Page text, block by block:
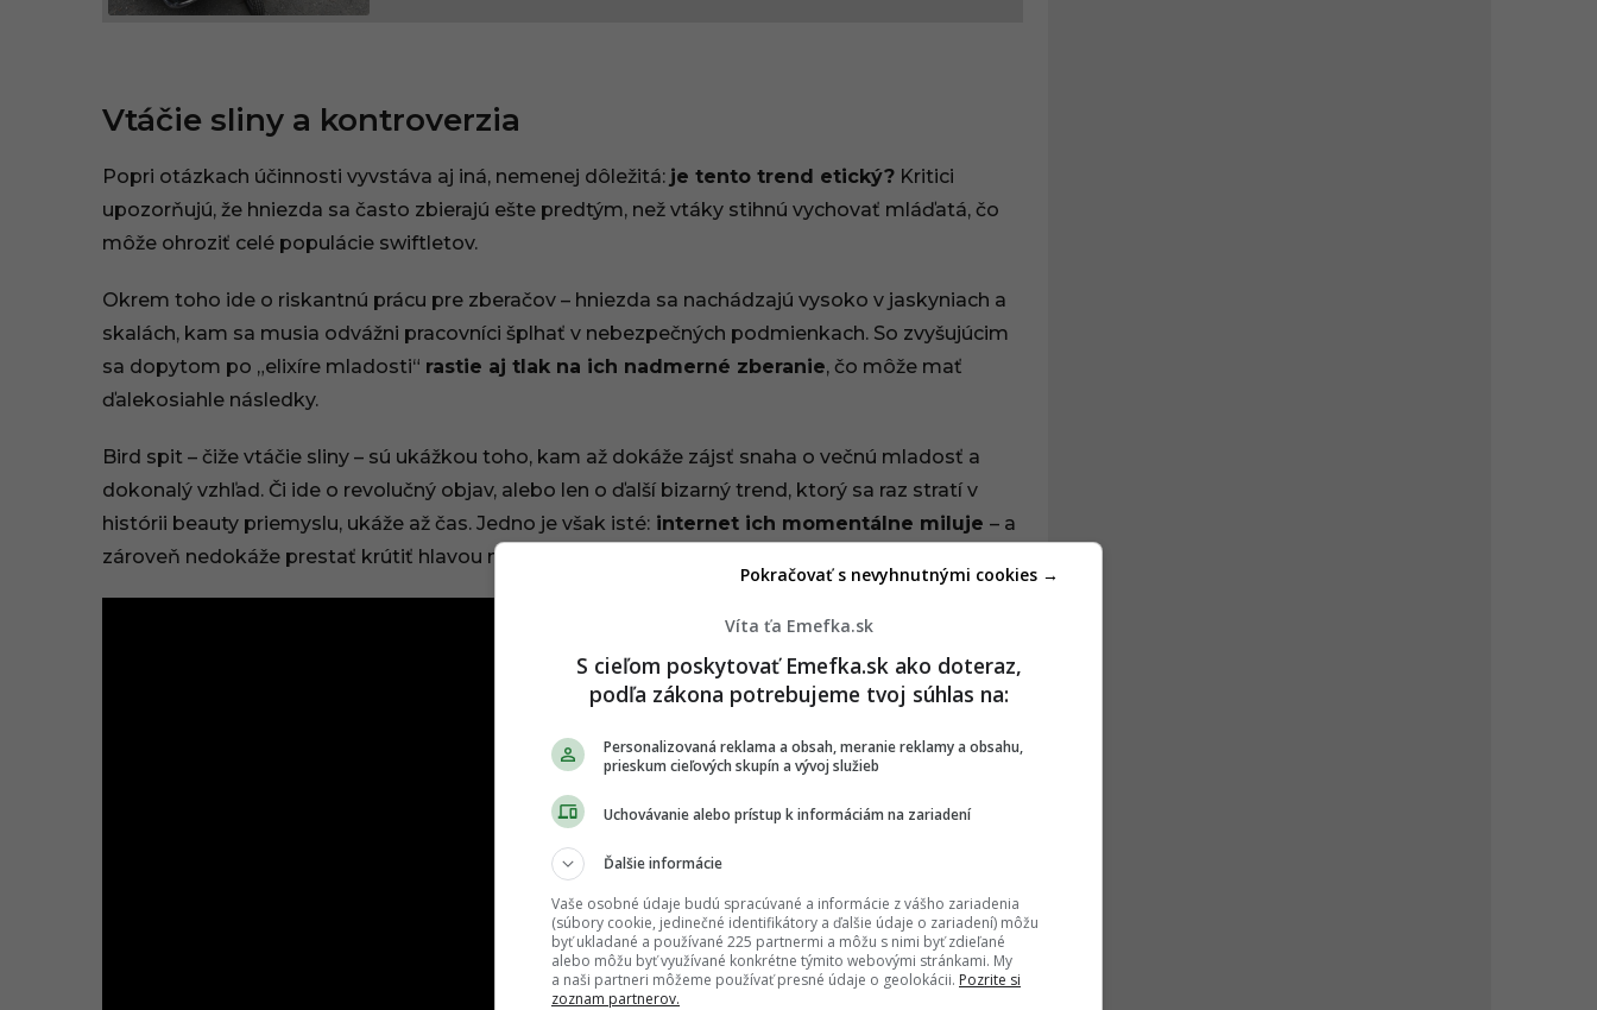
Vtáčie sliny a kontroverzia
Popri otázkach účinnosti vyvstáva aj iná, nemenej dôležitá: je tento trend etický? Kritici
upozorňujú, že hniezda sa často zbierajú ešte predtým, než vtáky stihnú vychovať mláďatá, čo
môže ohroziť celé populácie swiftletov.
Okrem toho ide o riskantnú prácu pre zberačov – hniezda sa nachádzajú vysoko v jaskyniach a
skalách, kam sa musia odvážni pracovníci šplhať v nebezpečných podmienkach. So zvyšujúcim
sa dopytom po „elixíre mladosti“ rastie aj tlak na ich nadmerné zberanie, čo môže mať
ďalekosiahle následky.
Bird spit – čiže vtáčie sliny – sú ukážkou toho, kam až dokáže zájsť snaha o večnú mladosť a
dokonalý vzhľad. Či ide o revolučný objav, alebo len o ďalší bizarný trend, ktorý sa raz stratí v
histórii beauty priemyslu, ukáže až čas. Jedno je však isté: internet ich momentálne miluje – a
zároveň nedokáže prestať krútiť hlavou nad tým, že niekto dobrovoľne pije vtáčie sliny.
Víta ťa Emefka.sk
S cieľom poskytovať Emefka.sk ako doteraz,
podľa zákona potrebujeme tvoj súhlas na:
Personalizovaná reklama a obsah, meranie reklamy a obsahu,
prieskum cieľových skupín a vývoj služieb
Uchovávanie alebo prístup k informáciám na zariadení
Ďalšie informácie
Vaše osobné údaje budú spracúvané a informácie z vášho zariadenia
(súbory cookie, jedinečné identifikátory a ďalšie údaje o zariadení) môžu
byť ukladané a používané 225 partnermi a môžu s nimi byť zdieľané
alebo môžu byť využívané konkrétne týmito webovými stránkami. My
a naši partneri môžeme používať presné údaje o geolokácii. Pozrite si
zoznam partnerov.
Pokračovať s nevyhnutnými cookies →